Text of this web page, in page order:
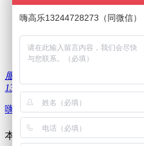
在线下单
下载中心
服务热线：
13322986335
嗨高乐 --深圳前海高乐科技有限
本站关键词：嗨高乐 高乐智能设
嗨高乐13244728273（同微信）